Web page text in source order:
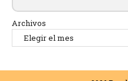
Archivos